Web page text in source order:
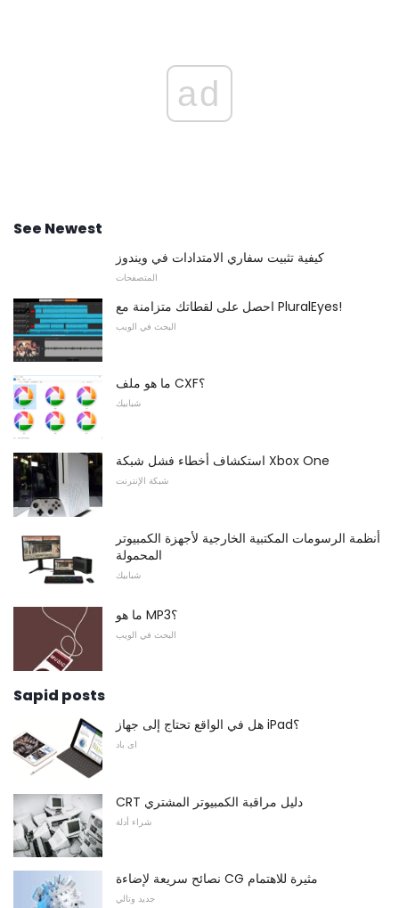
ad
See Newest
كيفية تثبيت سفاري الامتدادات في ويندوز
المتصفحات
احصل على لقطاتك متزامنة مع PluralEyes!
البحث في الويب
ما هو ملف CXF؟
شبابيك
استكشاف أخطاء فشل شبكة Xbox One
شبكة الإنترنت
أنظمة الرسومات المكتبية الخارجية لأجهزة الكمبيوتر
المحمولة
شبابيك
ما هو MP3؟
البحث في الويب
Sapid posts
هل في الواقع تحتاج إلى جهاز iPad؟
اى باد
CRT دليل مراقبة الكمبيوتر المشتري
شراء أدلة
نصائح سريعة لإضاءة CG مثيرة للاهتمام
جديد وتالي